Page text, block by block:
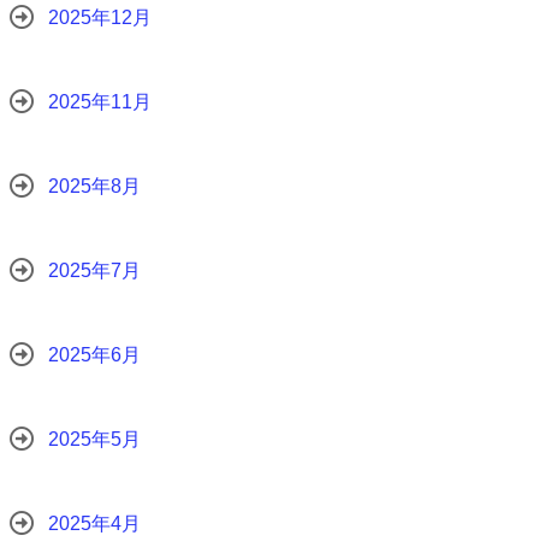
2025年12月
2025年11月
2025年8月
2025年7月
2025年6月
2025年5月
2025年4月